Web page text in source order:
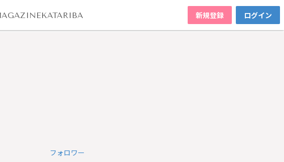
KATARIBA 新規登録 ログイン
フォロワー